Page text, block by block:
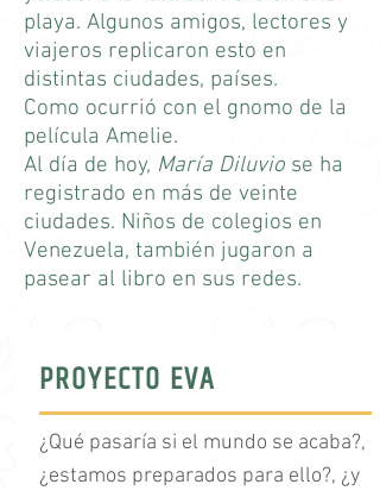
playa. Algunos amigos, lectores y
viajeros replicaron esto en
distintas ciudades, países.
Como ocurrió con el gnomo de la
película Amelie.
Al día de hoy, María Diluvio se ha
registrado en más de veinte
ciudades. Niños de colegios en
Venezuela, también jugaron a
pasear al libro en sus redes.
PROYECTO EVA
¿Qué pasaría si el mundo se acaba?,
¿estamos preparados para ello?, ¿y